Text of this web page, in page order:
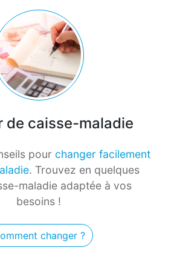
de caisse-maladie
pour changer facilement
. Trouvez en quelques
maladie adaptée à vos
besoins !
changer ?